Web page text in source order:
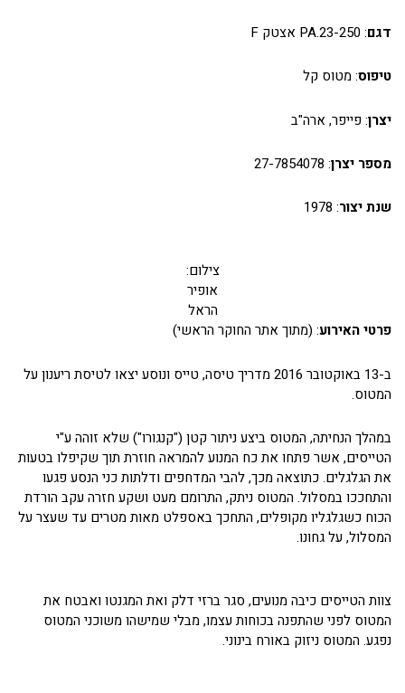
דגם: PA.23-250 אצטק F
טיפוס: מטוס קל
יצרן: פייפר, ארה"ב
מספר יצרן: 27-7854078
שנת יצור: 1978
צילום:
אופיר
הראל
פרטי האירוע: (מתוך אתר החוקר הראשי)
ב-13 באוקטובר 2016 מדריך טיסה, טייס ונוסע יצאו לטיסת ריענון על
המטוס.
במהלך הנחיתה, המטוס ביצע ניתור קטן ("קנגורו") שלא זוהה ע"י
הטייסים, אשר פתחו את כח המנוע להמראה חוזרת תוך שקיפלו בטעות
את הגלגלים. כתוצאה מכך, להבי המדחפים ודלתות כני הנסע פגעו
והתחככו במסלול. המטוס ניתק, התרומם מעט ושקע חזרה עקב הורדת
הכוח כשגלגליו מקופלים, התחכך באספלט מאות מטרים עד שעצר על
המסלול, על גחונו.
צוות הטייסים כיבה מנועים, סגר ברזי דלק ואת המגנטו ואבטח את
המטוס לפני שהתפנה בכוחות עצמו, מבלי שמישהו משוכני המטוס
נפגע. המטוס ניזוק באורח בינוני.